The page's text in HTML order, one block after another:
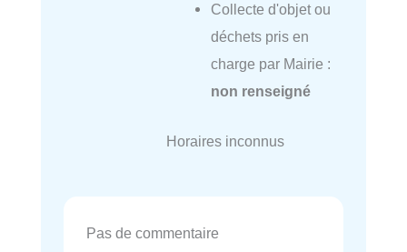
Collecte d'objet ou
déchets pris en
charge par Mairie :
non renseigné
Horaires inconnus
Pas de commentaire